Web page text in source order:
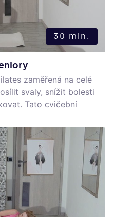
30 min.
zaměřená na celé
svaly, snížit bolesti
Tato cvičební